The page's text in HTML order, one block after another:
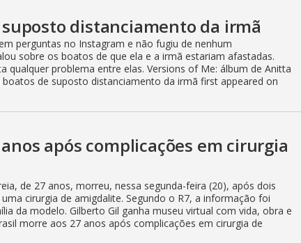
distanciamento da irmã
perguntas no Instagram e não fugiu de nenhum
sobre os boatos de que ela e a irmã estariam afastadas.
qualquer problema entre elas. Versions of Me: álbum de Anitta
de suposto distanciamento da irmã first appeared on
após complicações em cirurgia
de 27 anos, morreu, nessa segunda-feira (20), após dois
cirurgia de amigdalite. Segundo o R7, a informação foi
da modelo. Gilberto Gil ganha museu virtual com vida, obra e
morre aos 27 anos após complicações em cirurgia de